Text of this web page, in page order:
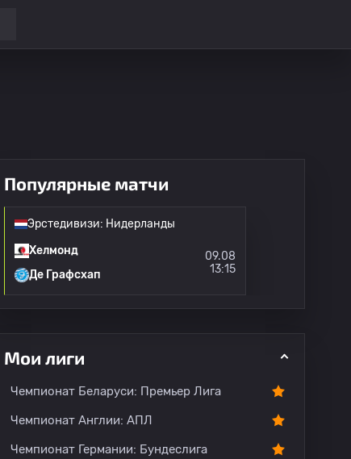
Популярные матчи
Эрстедивизи: Нидерланды
Хелмонд
Де Графсхап
09.08
13:15
Мои лиги
Чемпионат Беларуси: Премьер Лига
Чемпионат Англии: АПЛ
Чемпионат Германии: Бундеслига